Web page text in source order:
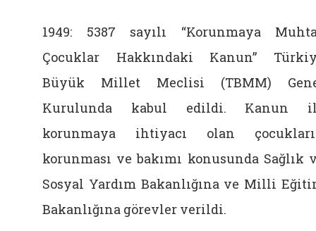
1949: 5387 sayılı “Korunmaya
Çocuklar Hakkındaki Kanun”
Büyük Millet Meclisi (TBMM)
Kurulunda kabul edildi. Kanun
korunmaya ihtiyacı olan
korunması ve bakımı konusunda Sağlık
Sosyal Yardım Bakanlığına ve Milli
Bakanlığına görevler verildi.